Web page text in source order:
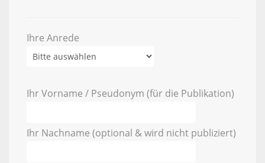
Ihre Anrede
Ihr Vorname / Pseudonym (für die Publikation)
Ihr Nachname (optional & wird nicht publiziert)